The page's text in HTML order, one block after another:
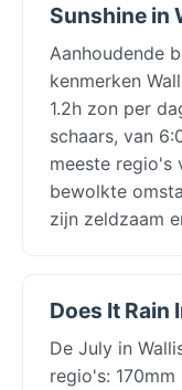
Sunshine in
Aanhoudende
kenmerken
1.2h zon per
schaars, van
meeste regio's
bewolkte
zijn zeldzaam
Does It Rain
De July in
regio's: